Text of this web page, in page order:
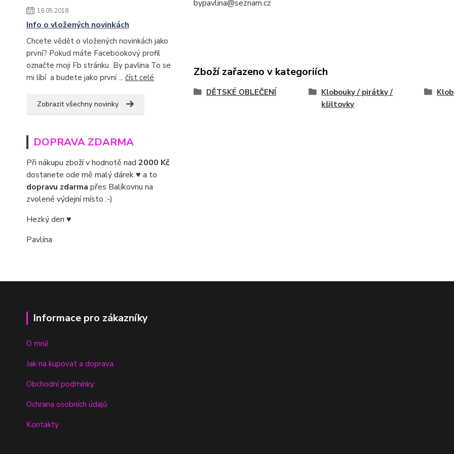
18.05.2018
Info o vložených novinkách
Chcete vědět o vložených novinkách jako
první? Pokud máte Facebookový profil
označte moji Fb stránku By pavlina To se
mi líbí a budete jako první ... číst celé
Zobrazit všechny novinky
DOPRAVA ZDARMA
Při nákupu zboží v hodnotě nad 2000 Kč
dostanete ode mě malý dárek ♥ a to
dopravu zdarma přes Balíkovnu na
zvolené výdejní místo :-)
Hezký den ♥
Pavlína
bypavlina@seznam.cz
Zboží zařazeno v kategoriích
DĚTSKÉ OBLEČENÍ
Klobouky / pirátky /
kšiltovky
Informace pro zákazníky
O mně
Jak na kupovat a doprava
Obchodní podmínky
Ochrana osobních údajů
Kontakty